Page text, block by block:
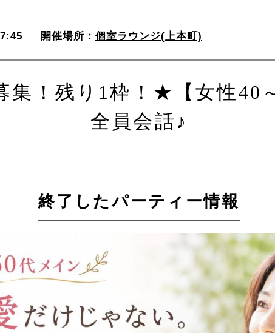
開催場所： 個室ラウンジ(上本町)
集！残り1枠！★【女性40
全員会話♪
終了したパーティー情報